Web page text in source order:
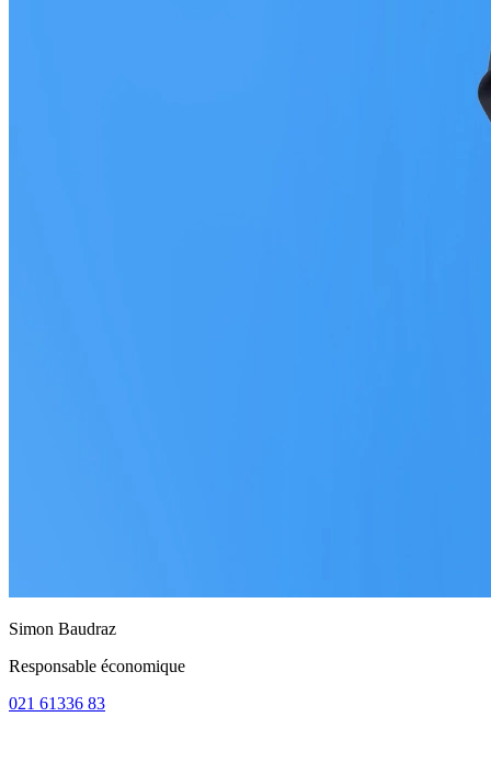
Simon Baudraz
Responsable économique
021 61336 83